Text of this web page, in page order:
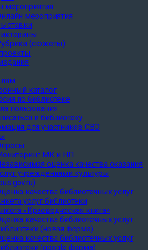
мероприятия
мероприятия
(сюжеты)
каталог
по библиотеке
пользования
в библиотеку
для участников СВО
МК и НП
оценка качества оказания
учреждениями культуры
качества библиотечных услуг
услуг библиотеки
«Краеведческая книга»
качества библиотечных услуг
(новая форма)
качества библиотечных услуг
(google форма)